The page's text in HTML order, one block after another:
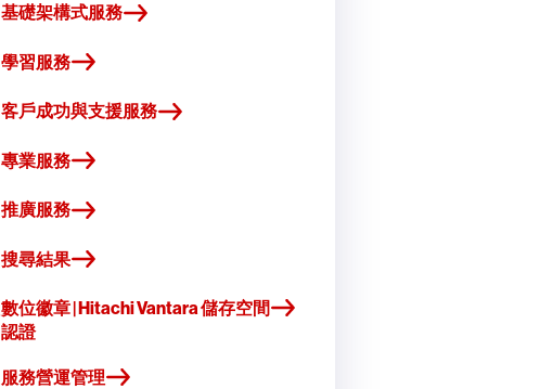
基礎架構式服務
學習服務
客戶成功與支援服務
專業服務
推廣服務
搜尋結果
數位徽章 | Hitachi Vantara 儲存空間
認證
服務營運管理